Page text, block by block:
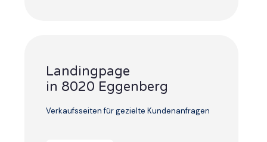
Landingpage
in 8020 Eggenberg
Verkaufsseiten für gezielte Kundenanfragen